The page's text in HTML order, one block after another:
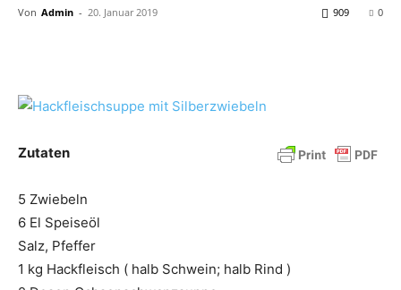
Von Admin - 20. Januar 2019 0
909
Zutaten
5 Zwiebeln
6 El Speiseöl
Salz, Pfeffer
1 kg Hackfleisch ( halb Schwein; halb Rind )